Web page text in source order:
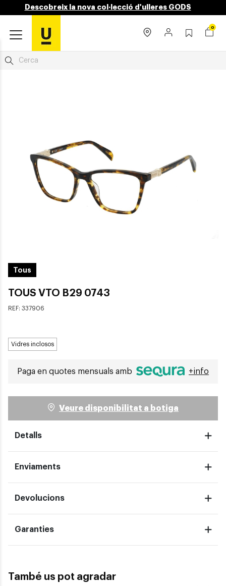
Descobreix la nova col·lecció d'ulleres GODS
0
Tous
TOUS VTO B29 0743
REF: 337906
Vidres inclosos
Paga en quotes mensuals amb +info
Veure disponibilitat a botiga
Detalls
Enviaments
Devolucions
Garanties
També us pot agradar